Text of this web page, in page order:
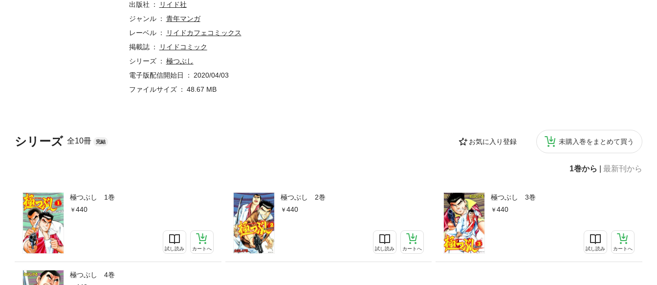
シリーズ 全10冊 完結 お気に入り登録 未購入巻をまとめて買う
1巻から 最新刊から
極つぶし 1巻
440
試し読み カートへ
極つぶし 2巻
440
試し読み カートへ
極つぶし 3巻
440
試し読み カートへ
極つぶし 4巻
出版社
リイド社
ジャンル
青年マンガ
レーベル
リイドカフェコミックス
掲載誌
リイドコミック
シリーズ
極つぶし
電子版配信開始日
2020/04/03
ファイルサイズ
48.67 MB